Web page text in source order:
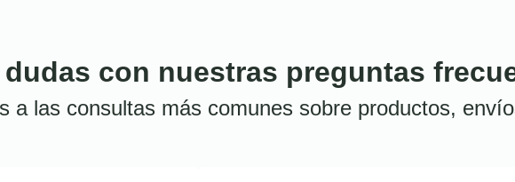
con nuestras preguntas
a las consultas más comunes sobre productos,